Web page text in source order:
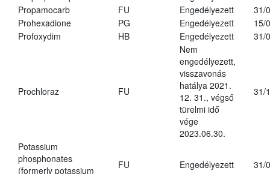
Propamocarb
FU Engedélyezett
31/
Prohexadione
PG Engedélyezett
15/
Profoxydim
HB Engedélyezett 31/
Prochloraz FU
Nem
engedélyezett,
visszavonás
hatálya 2021.
12. 31., végső
türelmi idő
vége
2023.06.30.
31/
Potassium
phosphonates
(formerly potassium
FU Engedélyezett 31/